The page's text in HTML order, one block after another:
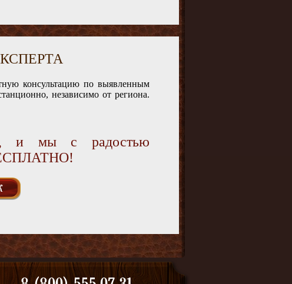
консультацию по выявленным
независимо от региона.
и мы с радостью